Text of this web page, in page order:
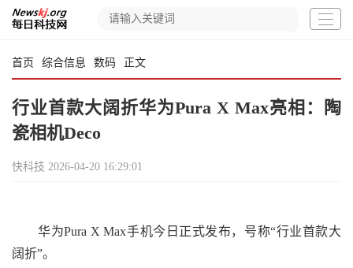
首页 综合信息 数码 正文
行业首款大阔折华为Pura X Max亮相：陶
瓷相机Deco
快科技 2026-04-20 16:29:01
华为Pura X Max手机今日正式发布，号称“行业首款大
阔折”。